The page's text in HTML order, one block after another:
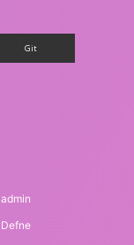
admin
Defne